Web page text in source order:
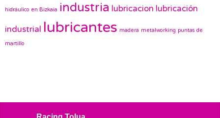
hidráulico en Bizkaia industria lubricacion lubricación
industrial lubricantes madera metalworking puntas de
martillo